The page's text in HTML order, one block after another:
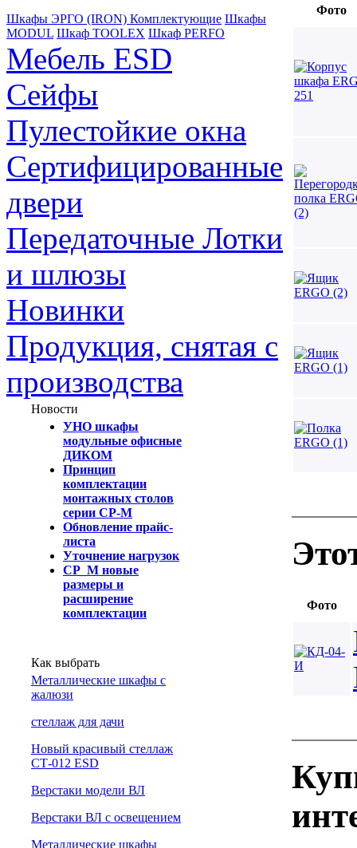
Шкафы ЭРГО (IRON) Комплектующие Шкафы
MODUL Шкаф TOOLEX Шкаф PERFO
Мебель ESD
Сейфы
Пулестойкие окна
Сертифицированные
двери
Передаточные Лотки
и шлюзы
Новинки
Продукция, снятая с
производства
Новости
УНО шкафы
модульные офисные
ДИКОМ
Принцип
комплектации
монтажных столов
серии СР-М
Обновление прайс-
листа
Уточнение нагрузок
СР_М новые
размеры и
расширение
комплектации
Как выбрать
Металлические шкафы с
жалюзи
cтеллаж для дачи
Новый красивый стеллаж
СТ-012 ESD
Верстаки модели ВЛ
Верстаки ВЛ с освещением
Металлические шкафы
Фото
Фото